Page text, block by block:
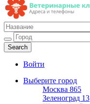
Ветеринарные клиники
Адреса и телефоны
Войти
Выберите город
Москва 865
Зеленоград 13